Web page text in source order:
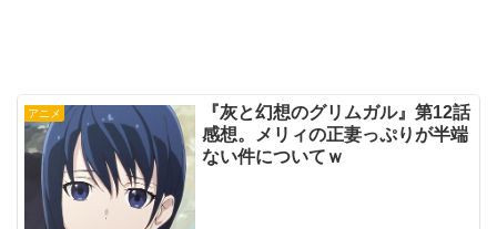
アニメ
『灰と幻想のグリムガル』第12話
感想。メリィの正妻っぷりが半端
ない件についてｗ